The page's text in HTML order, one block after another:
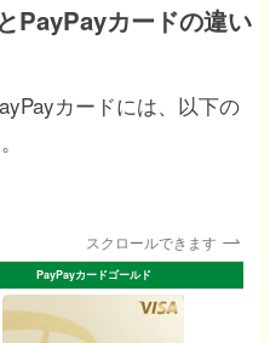
PayPayカードの違い
カードには、以下の
スクロールできます
PayPayカードゴールド